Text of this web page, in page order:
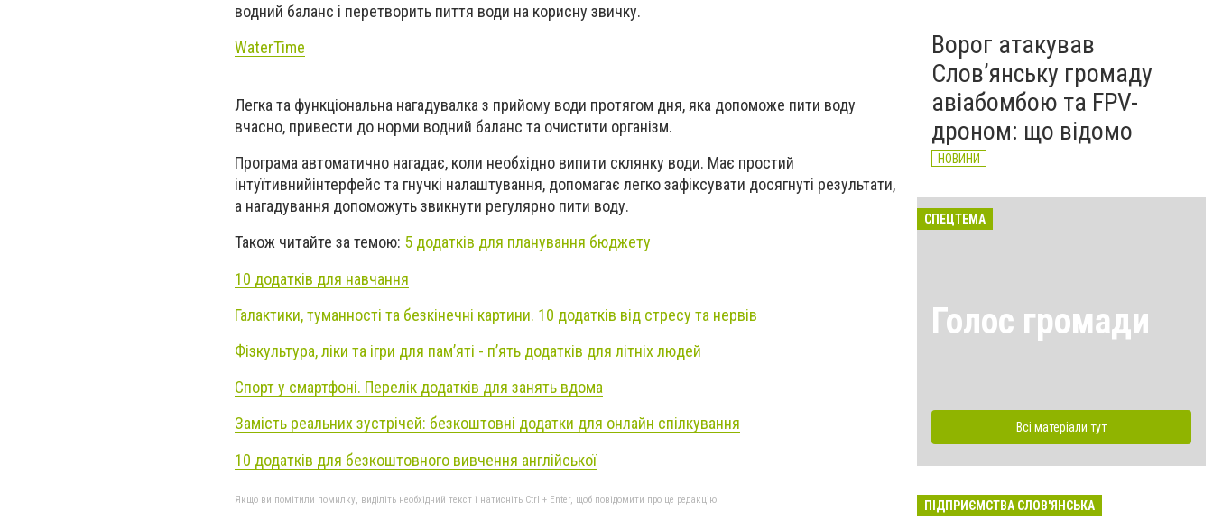
водний баланс і перетворить пиття води на корисну звичку.
WaterTime
Легка та функціональна нагадувалка з прийому води протягом дня, яка допоможе пити воду
вчасно, привести до норми водний баланс та очистити організм.
Програма автоматично нагадає, коли необхідно випити склянку води. Має простий
інтуїтивнийінтерфейс та гнучкі налаштування, допомагає легко зафіксувати досягнуті результати,
а нагадування допоможуть звикнути регулярно пити воду.
Також читайте за темою: 5 додатків для планування бюджету
10 додатків для навчання
Галактики, туманності та безкінечні картини. 10 додатків від стресу та нервів
Фізкультура, ліки та ігри для пам’яті - п’ять додатків для літніх людей
Спорт у смартфоні. Перелік додатків для занять вдома
Замість реальних зустрічей: безкоштовні додатки для онлайн спілкування
10 додатків для безкоштовного вивчення англійської
Якщо ви помітили помилку, виділіть необхідний текст і натисніть Ctrl + Enter, щоб повідомити про це редакцію
Ворог атакував
Слов’янську громаду
авіабомбою та FPV-
дроном: що відомо
НОВИНИ
СПЕЦТЕМА
Голос громади
Всі матеріали тут
ПІДПРИЄМСТВА СЛОВ'ЯНСЬКА